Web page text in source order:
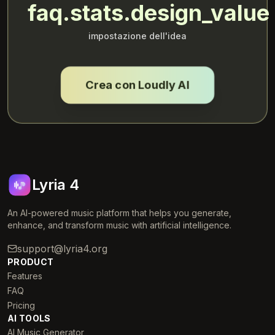
faq.stats.design_value
impostazione dell'idea
Crea con Loudly AI
Lyria 4
An AI-powered music platform that helps you generate,
enhance, and transform music with artificial intelligence.
support@lyria4.org
PRODUCT
Features
FAQ
Pricing
AI TOOLS
AI Music Generator